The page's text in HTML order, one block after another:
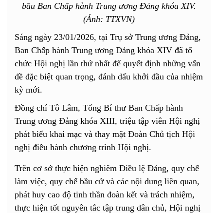
bầu Ban Chấp hành Trung ương Đảng khóa XIV.
(Ảnh: TTXVN)
Sáng ngày 23/01/2026, tại Trụ sở Trung ương Đảng,
Ban Chấp hành Trung ương Đảng khóa XIV đã tổ
chức Hội nghị lần thứ nhất để quyết định những vấn
đề đặc biệt quan trọng, đánh dấu khởi đầu của nhiệm
kỳ mới.
Đồng chí Tô Lâm, Tổng Bí thư Ban Chấp hành
Trung ương Đảng khóa XIII, triệu tập viên Hội nghị
phát biểu khai mạc và thay mặt Đoàn Chủ tịch Hội
nghị điều hành chương trình Hội nghị.
Trên cơ sở thực hiện nghiêm Điều lệ Đảng, quy chế
làm việc, quy chế bầu cử và các nội dung liên quan,
phát huy cao độ tinh thần đoàn kết và trách nhiệm,
thực hiện tốt nguyên tắc tập trung dân chủ, Hội nghị